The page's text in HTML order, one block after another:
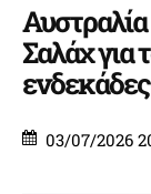
Σαλάχ για
03/07/2026